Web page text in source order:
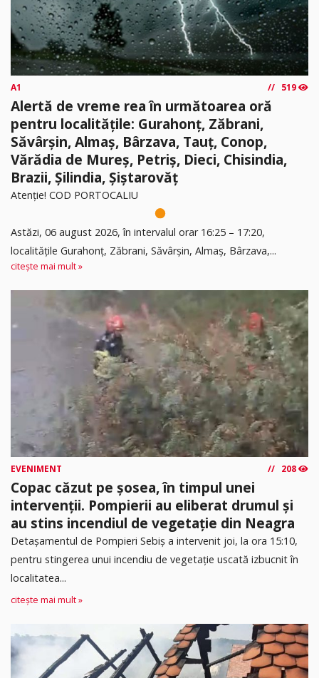
A1 519
Alertă de vreme rea în următoarea oră
pentru localitățile: Gurahonț, Zăbrani,
Săvârșin, Almaș, Bârzava, Tauț, Conop,
Vărădia de Mureș, Petriș, Dieci, Chisindia,
Brazii, Șilindia, Șiștarovăț
Atenție! COD PORTOCALIU
Astăzi, 06 august 2026, în intervalul orar 16:25 – 17:20,
localitățile Gurahonț, Zăbrani, Săvârșin, Almaș, Bârzava,...
citește mai mult »
EVENIMENT 208
Copac căzut pe șosea, în timpul unei
intervenții. Pompierii au eliberat drumul și
au stins incendiul de vegetație din Neagra
Detașamentul de Pompieri Sebiș a intervenit joi, la ora 15:10,
pentru stingerea unui incendiu de vegetație uscată izbucnit în
localitatea...
citește mai mult »